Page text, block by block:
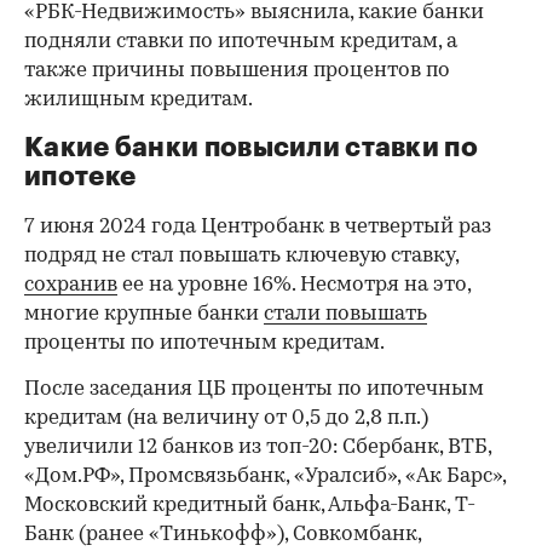
«РБК-Недвижимость» выяснила, какие банки
подняли ставки по ипотечным кредитам, а
также причины повышения процентов по
жилищным кредитам.
Какие банки повысили ставки по
ипотеке
7 июня 2024 года Центробанк в четвертый раз
подряд не стал повышать ключевую ставку,
сохранив ее на уровне 16%. Несмотря на это,
многие крупные банки стали повышать
проценты по ипотечным кредитам.
После заседания ЦБ проценты по ипотечным
кредитам (на величину от 0,5 до 2,8 п.п.)
увеличили 12 банков из топ-20: Сбербанк, ВТБ,
«Дом.РФ», Промсвязьбанк, «Уралсиб», «Ак Барс»,
Московский кредитный банк, Альфа-Банк, Т-
Банк (ранее «Тинькофф»), Совкомбанк,